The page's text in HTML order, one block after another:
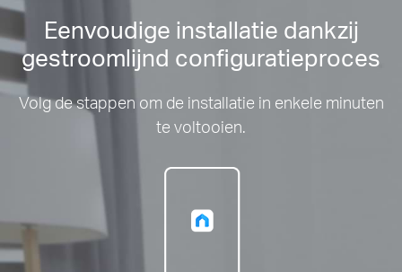
Eenvoudige installatie dankzij
gestroomlijnd configuratieproces
Volg de stappen om de installatie in enkele minuten
te voltooien.